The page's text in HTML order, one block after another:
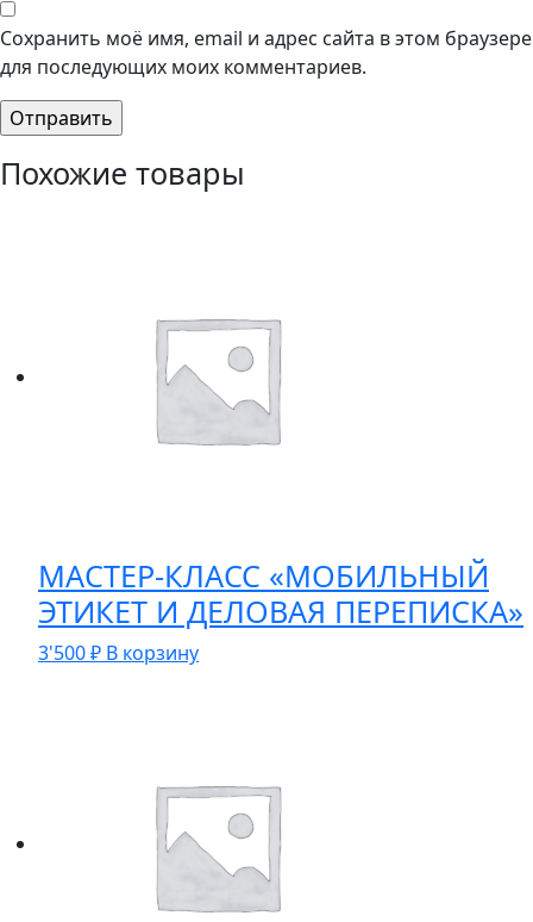
Сохранить моё имя, email и адрес сайта в этом браузере
для последующих моих комментариев.
Похожие товары
МАСТЕР-КЛАСС «МОБИЛЬНЫЙ
ЭТИКЕТ И ДЕЛОВАЯ ПЕРЕПИСКА»
3'500₽ В корзину